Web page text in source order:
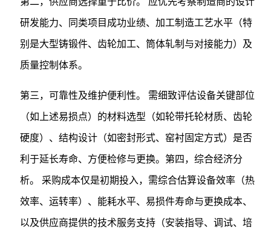
研发能力、同类项目成功业绩、加工制造工艺水平（特
别是大型铸锻件、齿轮加工、筒体轧制与对接能力）及
质量控制体系。
第三，可靠性及维护便利性。 需细致评估设备关键部位
（如上述易损点）的材料选型（如轮带托轮材质、齿轮
硬度）、结构设计（如密封形式、窑衬固定方式）是否
利于延长寿命、方便检修与更换。第四，综合经济分
析。 采购成本仅是初期投入，需综合估算设备效率（热
效率、运转率）、能耗水平、易损件寿命与更换成本、
以及供应商提供的技术服务支持（安装指导、调试、培